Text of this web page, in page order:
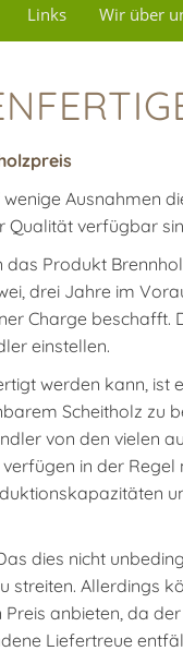
Links Wir über
Ausnahmen
Qualität verfügbar
Produkt
drei Jahre im
Charge beschafft.
einstellen.
werden kann, ist
Scheitholz zu
von den vielen
in der Regel
dies nicht
streiten. Allerdings
anbieten, da der
Liefertreue